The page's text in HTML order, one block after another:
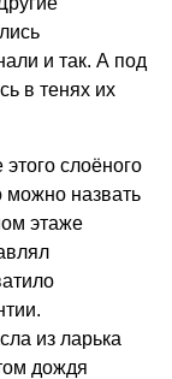
и так. А под
в тенях их
слоёного
можно назвать
этаже
из ларька
дождя